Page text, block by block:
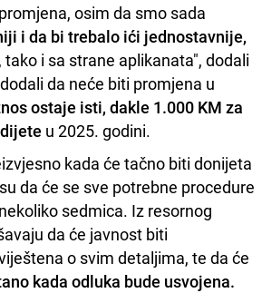
osim da smo sada
i da bi trebalo ići jednostavnije,
i sa strane aplikanata", dodali
da neće biti promjena u
ostaje isti, dakle 1.000 KM za
u 2025. godini.
kada će tačno biti donijeta
da će se sve potrebne procedure
sedmica. Iz resornog
da će javnost biti
o svim detaljima, te da će
kada odluka bude usvojena.